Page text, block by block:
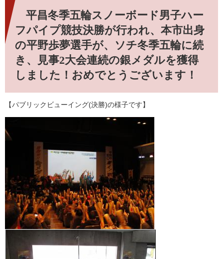
平昌冬季五輪スノーボード男子ハー
フパイプ競技決勝が行われ、本市出身
の平野歩夢選手が、ソチ冬季五輪に続
き、見事2大会連続の銀メダルを獲得
しました！ おめでとうございます！
【パブリックビューイング(決勝)の様子です】